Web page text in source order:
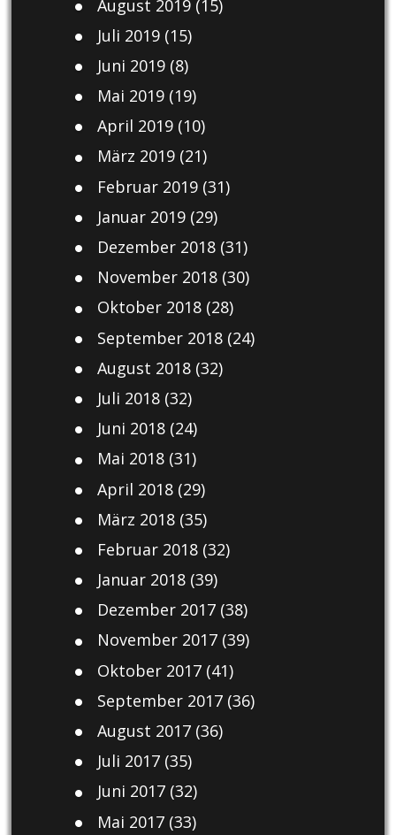
August 2019(15)
Juli 2019(15)
Juni 2019(8)
Mai 2019(19)
April 2019(10)
März 2019(21)
Februar 2019(31)
Januar 2019(29)
Dezember 2018(31)
November 2018(30)
Oktober 2018(28)
September 2018(24)
August 2018(32)
Juli 2018(32)
Juni 2018(24)
Mai 2018(31)
April 2018(29)
März 2018(35)
Februar 2018(32)
Januar 2018(39)
Dezember 2017(38)
November 2017(39)
Oktober 2017(41)
September 2017(36)
August 2017(36)
Juli 2017(35)
Juni 2017(32)
Mai 2017(33)